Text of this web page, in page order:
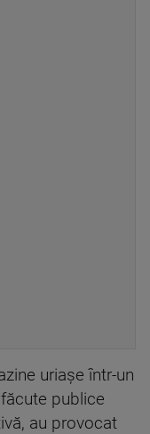
uriaşe într-un
publice
au provocat